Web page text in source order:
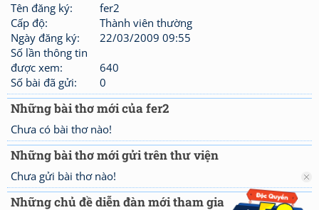
Tên đăng ký:
fer2
Cấp độ:
Thành viên thường
Ngày đăng ký:
22/03/2009 09:55
Số lần thông tin
được xem:
640
Số bài đã gửi:
0
Những bài thơ mới của fer2
Chưa có bài thơ nào!
Những bài thơ mới gửi trên thư viện
Chưa gửi bài thơ nào!
Những chủ đề diễn đàn mới tham gia